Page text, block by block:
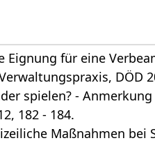
für eine
DÖD
spielen? -
182 - 184.
Maßnahmen bei